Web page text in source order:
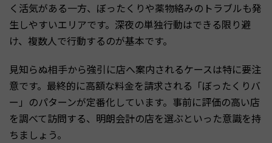
く活気がある一方、ぼったくりや薬物絡みのトラブルも発
生しやすいエリアです。深夜の単独行動はできる限り避
け、複数人で行動するのが基本です。
見知らぬ相手から強引に店へ案内されるケースは特に要注
意です。最終的に高額な料金を請求される「ぼったくりバ
ー」のパターンが定番化しています。事前に評価の高い店
を調べて訪問する、明朗会計の店を選ぶといった意識を持
ちましょう。